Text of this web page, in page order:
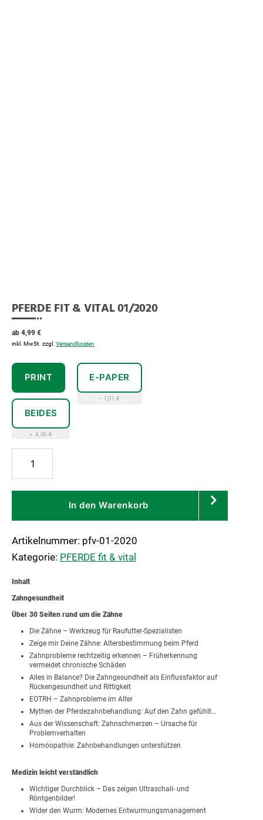
PFERDE FIT & VITAL 01/2020
ab 4,99 €
inkl. MwSt. zzgl. Versandkosten
PRINT E-PAPER
- 1,01 €
BEIDES
+ 4,00 €
01/2020
Menge
In den Warenkorb
Artikelnummer: pfv-01-2020
Kategorie: PFERDE fit & vital
Inhalt
Zahngesundheit
Über 30 Seiten rund um die Zähne
Die Zähne – Werkzeug für Raufutter-Spezialisten
Zeige mir Deine Zähne: Altersbestimmung beim Pferd
Zahnprobleme rechtzeitig erkennen – Früherkennung
vermeidet chronische Schäden
Alles in Balance? Die Zahngesundheit als Einflussfaktor auf
Rückengesundheit und Rittigkeit
EOTRH – Zahnprobleme im Alter
Mythen der Pferdezahnbehandlung: Auf den Zahn gefühlt…
Aus der Wissenschaft: Zahnschmerzen – Ursache für
Problemverhalten
Homöopathie: Zahnbehandlungen unterstützen
Medizin leicht verständlich
Wichtiger Durchblick – Das zeigen Ultraschall- und
Röntgenbilder!
Wider den Wurm: Modernes Entwurmungsmanagement